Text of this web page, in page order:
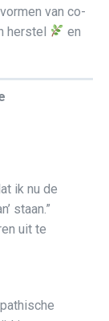
vormen van co-
herstel
en
ik nu de
staan.”
uit te